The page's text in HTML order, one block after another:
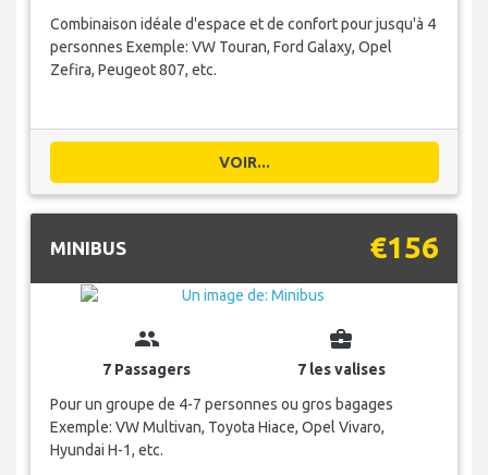
Combinaison idéale d'espace et de confort pour jusqu'à 4
personnes Exemple: VW Touran, Ford Galaxy, Opel
Zefira, Peugeot 807, etc.
VOIR...
MINIBUS €156
group
7 Passagers
business_center
7 les valises
Pour un groupe de 4-7 personnes ou gros bagages
Exemple: VW Multivan, Toyota Hiace, Opel Vivaro,
Hyundai H-1, etc.